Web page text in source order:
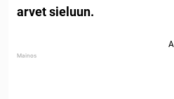
arvet sieluun.